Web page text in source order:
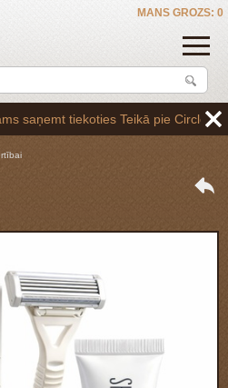
MANS GROZS: 0
saņemt tiekoties Teikā pie Circle K